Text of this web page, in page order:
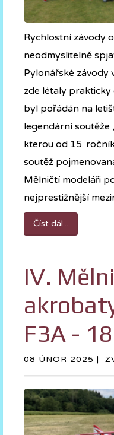
Rychlostní závody
neodmyslitelně
Pylonářské závody
zde létaly
byl pořádán na
legendární soutěže
kterou od 15.
soutěž
Mělničtí modeláři
nejprestižnější
Číst dál...
IV.
F3A -
08 ÚNOR 2025 |